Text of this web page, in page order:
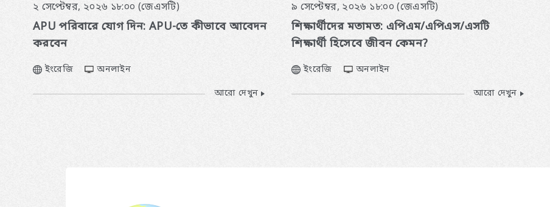
২ সেপ্টেম্বর, ২০২৬ ১৮:০০ (জেএসটি)
APU পরিবারে যোগ দিন: APU-তে কীভাবে আবেদন
করবেন
ইংরেজি অনলাইন
আরো দেখুন
৯ সেপ্টেম্বর, ২০২৬ ১৮:০০ (জেএসটি)
শিক্ষার্থীদের মতামত: এপিএম/এপিএস/এসটি
শিক্ষার্থী হিসেবে জীবন কেমন?
ইংরেজি অনলাইন
আরো দেখুন